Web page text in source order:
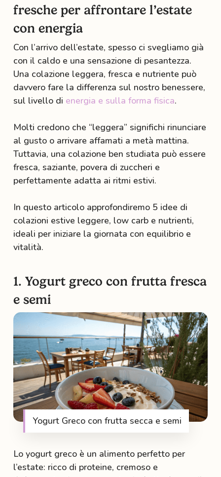
fresche per affrontare l’estate
con energia
Con l’arrivo dell’estate, spesso ci svegliamo già
con il caldo e una sensazione di pesantezza.
Una colazione leggera, fresca e nutriente può
davvero fare la differenza sul nostro benessere,
sul livello di energia e sulla forma fisica.
Molti credono che “leggera” significhi rinunciare
al gusto o arrivare affamati a metà mattina.
Tuttavia, una colazione ben studiata può essere
fresca, saziante, povera di zuccheri e
perfettamente adatta ai ritmi estivi.
In questo articolo approfondiremo 5 idee di
colazioni estive leggere, low carb e nutrienti,
ideali per iniziare la giornata con equilibrio e
vitalità.
1. Yogurt greco con frutta fresca
e semi
Yogurt Greco con frutta secca e semi
Lo yogurt greco è un alimento perfetto per
l’estate: ricco di proteine, cremoso e